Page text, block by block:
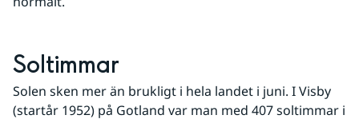
Soltimmar
Solen sken mer än brukligt i hela landet i juni. I Visby
(startår 1952) på Gotland var man med 407 soltimmar i